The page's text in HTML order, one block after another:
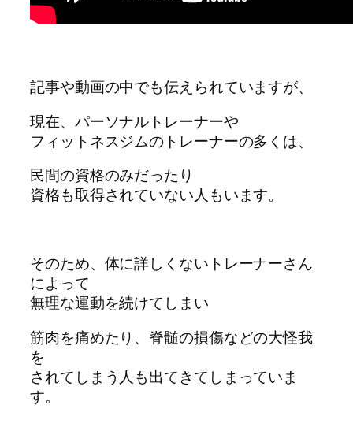
記事や動画の中でも伝えられていますが、
現在、パーソナルトレーナーや
フィットネスジムのトレーナーの多くは、
民間の資格のみだったり
資格も取得されていない人もいます。
そのため、体に詳しくないトレーナーさん
によって
無理な運動を続けてしまい
筋肉を痛めたり、脊髄の損傷などの大怪我
を
されてしまう人も出てきてしまっていま
す。